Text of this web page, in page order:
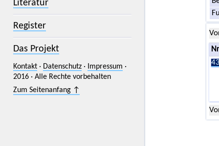
Literatur
Register
Das Projekt
Kontakt· Datenschutz· Impressum ·
2016 · Alle Rechte vorbehalten
Zum Seitenanfang ↑